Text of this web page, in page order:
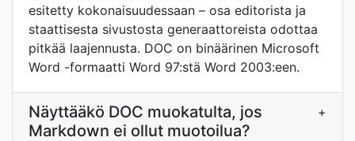
esitetty kokonaisuudessaan – osa editorista ja
staattisesta sivustosta generaattoreista odottaa
pitkää laajennusta. DOC on binäärinen Microsoft
Word -formaatti Word 97:stä Word 2003:een.
Näyttääkö DOC muokatulta, jos
Markdown ei ollut muotoilua?
+